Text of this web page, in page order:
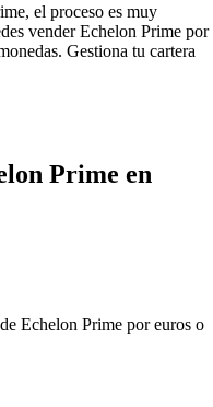
el proceso es muy
vender Echelon Prime por
Gestiona tu cartera
Prime en
Echelon Prime por euros o